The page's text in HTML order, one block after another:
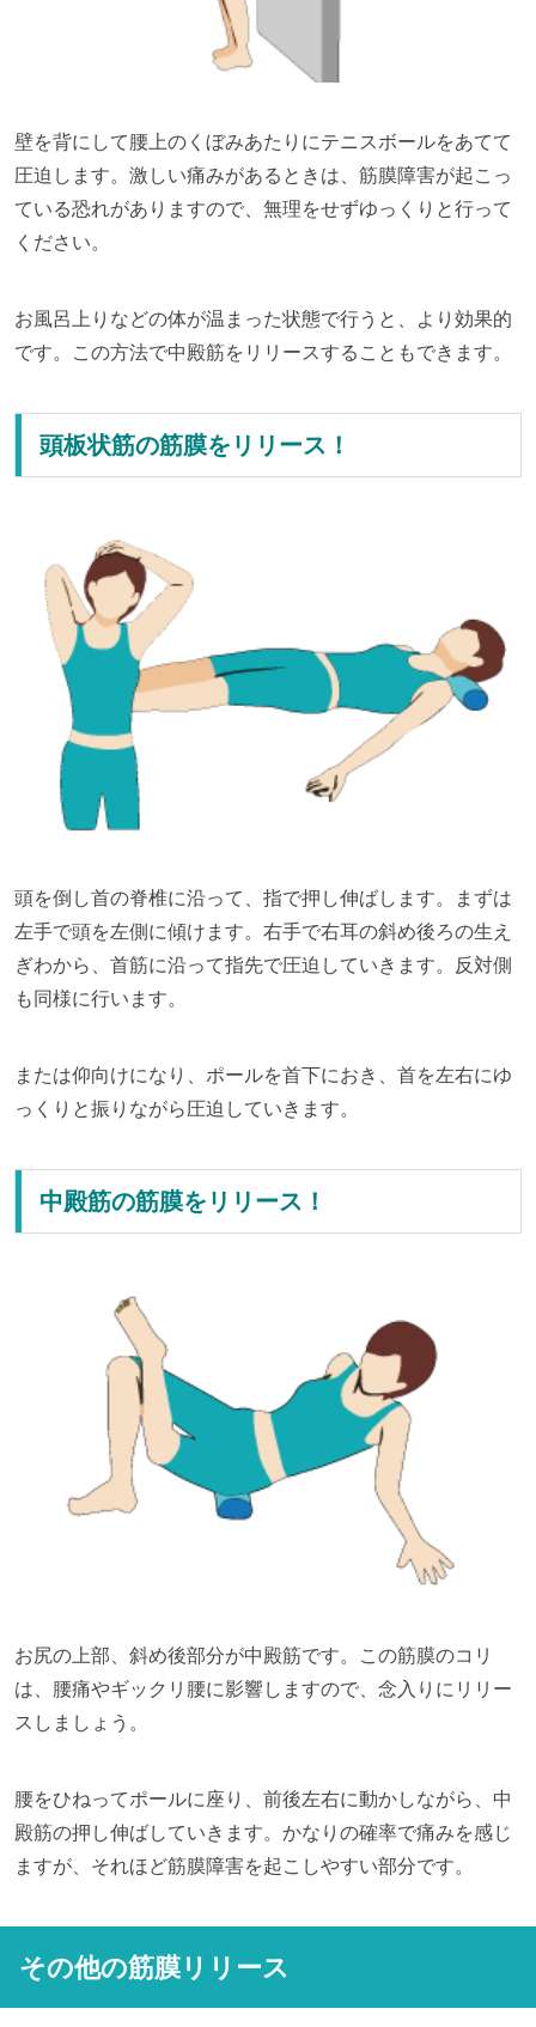
壁を背にして腰上のくぼみあたりにテニスボールをあてて
圧迫します。激しい痛みがあるときは、筋膜障害が起こっ
ている恐れがありますので、無理をせずゆっくりと行って
ください。
お風呂上りなどの体が温まった状態で行うと、より効果的
です。この方法で中殿筋をリリースすることもできます。
頭板状筋の筋膜をリリース！
頭を倒し首の脊椎に沿って、指で押し伸ばします。まずは
左手で頭を左側に傾けます。右手で右耳の斜め後ろの生え
ぎわから、首筋に沿って指先で圧迫していきます。反対側
も同様に行います。
または仰向けになり、ポールを首下におき、首を左右にゆ
っくりと振りながら圧迫していきます。
中殿筋の筋膜をリリース！
お尻の上部、斜め後部分が中殿筋です。この筋膜のコリ
は、腰痛やギックリ腰に影響しますので、念入りにリリー
スしましょう。
腰をひねってポールに座り、前後左右に動かしながら、中
殿筋の押し伸ばしていきます。かなりの確率で痛みを感じ
ますが、それほど筋膜障害を起こしやすい部分です。
その他の筋膜リリース